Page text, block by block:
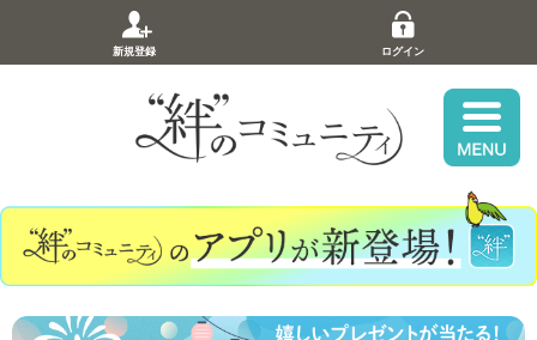
新規登録 ログイン